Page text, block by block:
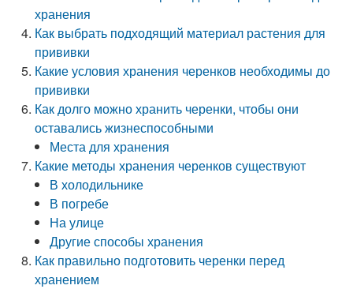
хранения
Как выбрать подходящий материал растения для
прививки
Какие условия хранения черенков необходимы до
прививки
Как долго можно хранить черенки, чтобы они
оставались жизнеспособными
Места для хранения
Какие методы хранения черенков существуют
В холодильнике
В погребе
На улице
Другие способы хранения
Как правильно подготовить черенки перед
хранением